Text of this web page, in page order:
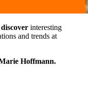
discover interesting
and trends at
Hoffmann.